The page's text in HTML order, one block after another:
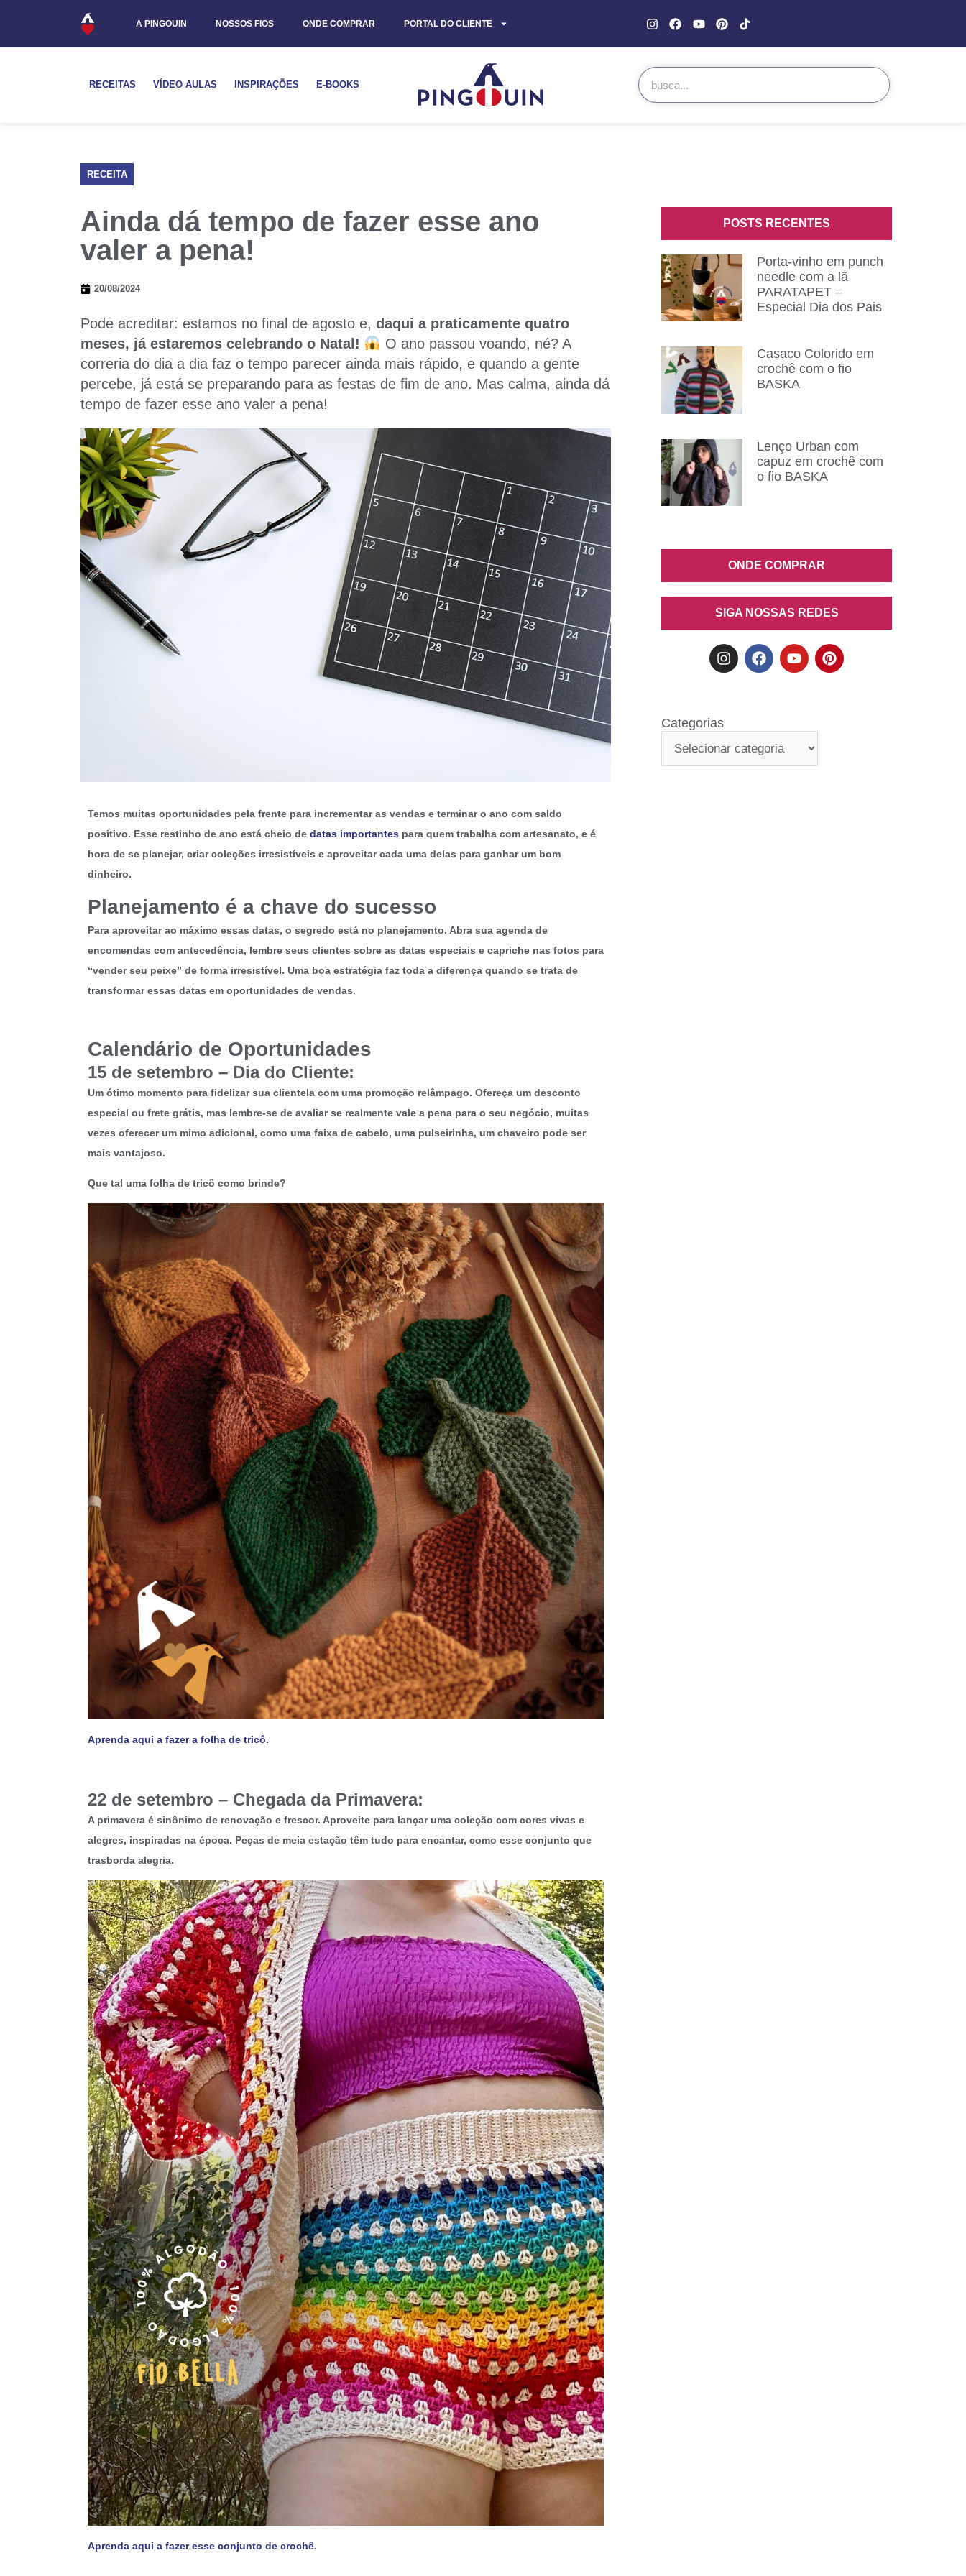
A PINGOUIN NOSSOS FIOS ONDE COMPRAR PORTAL DO CLIENTE
RECEITAS VÍDEO AULAS INSPIRAÇÕES E-BOOKS
RECEITA
Ainda dá tempo de fazer esse ano
valer a pena!
20/08/2024
Pode acreditar: estamos no final de agosto e, daqui a praticamente quatro
meses, já estaremos celebrando o Natal!
O ano passou voando, né? A
correria do dia a dia faz o tempo parecer ainda mais rápido, e quando a gente
percebe, já está se preparando para as festas de fim de ano. Mas calma, ainda dá
tempo de fazer esse ano valer a pena!
Temos muitas oportunidades pela frente para incrementar as vendas e terminar o ano com saldo
positivo. Esse restinho de ano está cheio de datas importantes para quem trabalha com artesanato, e é
hora de se planejar, criar coleções irresistíveis e aproveitar cada uma delas para ganhar um bom
dinheiro.
Planejamento é a chave do sucesso
Para aproveitar ao máximo essas datas, o segredo está no planejamento. Abra sua agenda de
encomendas com antecedência, lembre seus clientes sobre as datas especiais e capriche nas fotos para
“vender seu peixe” de forma irresistível. Uma boa estratégia faz toda a diferença quando se trata de
transformar essas datas em oportunidades de vendas.
Calendário de Oportunidades
15 de setembro – Dia do Cliente:
Um ótimo momento para fidelizar sua clientela com uma promoção relâmpago. Ofereça um desconto
especial ou frete grátis, mas lembre-se de avaliar se realmente vale a pena para o seu negócio, muitas
vezes oferecer um mimo adicional, como uma faixa de cabelo, uma pulseirinha, um chaveiro pode ser
mais vantajoso.
Que tal uma folha de tricô como brinde?
Aprenda aqui a fazer a folha de tricô.
22 de setembro – Chegada da Primavera:
A primavera é sinônimo de renovação e frescor. Aproveite para lançar uma coleção com cores vivas e
alegres, inspiradas na época. Peças de meia estação têm tudo para encantar, como esse conjunto que
trasborda alegria.
Aprenda aqui a fazer esse conjunto de crochê.
POSTS RECENTES
Porta-vinho em punch
needle com a lã
PARATAPET –
Especial Dia dos Pais
Casaco Colorido em
crochê com o fio
BASKA
Lenço Urban com
capuz em crochê com
o fio BASKA
ONDE COMPRAR
SIGA NOSSAS REDES
Categorias